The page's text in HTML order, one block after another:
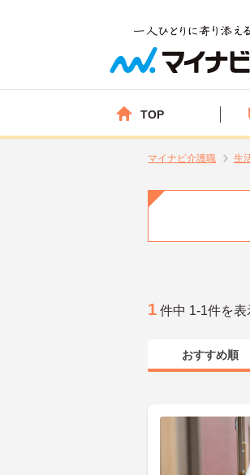
TOP
マイナビ介護職 生
1 件中 1-1件を表
おすすめ順